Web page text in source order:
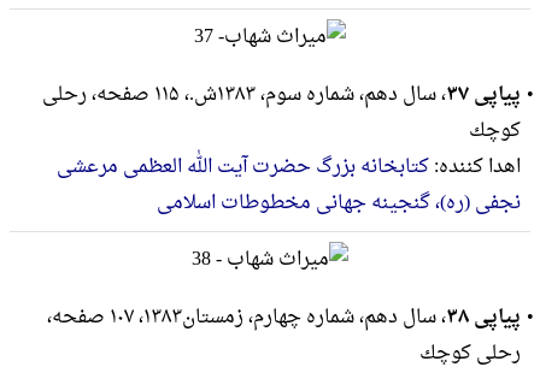
پیاپی ۳۷
، سال دهم، شماره سوم، ۱۳۸۳ش.، ۱۱۵ صفحه، رحلى
كوچك
اهدا کننده:کتابخانه بزرگ حضرت آیت الله العظمی مرعشی
نجفی (ره)، گنجینه جهانی مخطوطات اسلامی
پیاپی ۳۸
، سال دهم، شماره چهارم، زمستان۱۳۸۳، ۱۰۷ صفحه،
رحلى كوچك